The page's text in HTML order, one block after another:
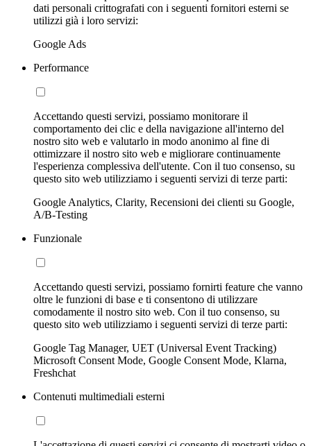
dati personali crittografati con i seguenti fornitori esterni se
utilizzi già i loro servizi:
Google Ads
Performance
Accettando questi servizi, possiamo monitorare il
comportamento dei clic e della navigazione all'interno del
nostro sito web e valutarlo in modo anonimo al fine di
ottimizzare il nostro sito web e migliorare continuamente
l'esperienza complessiva dell'utente. Con il tuo consenso, su
questo sito web utilizziamo i seguenti servizi di terze parti:
Google Analytics, Clarity, Recensioni dei clienti su Google,
A/B-Testing
Funzionale
Accettando questi servizi, possiamo fornirti feature che vanno
oltre le funzioni di base e ti consentono di utilizzare
comodamente il nostro sito web. Con il tuo consenso, su
questo sito web utilizziamo i seguenti servizi di terze parti:
Google Tag Manager, UET (Universal Event Tracking)
Microsoft Consent Mode, Google Consent Mode, Klarna,
Freshchat
Contenuti multimediali esterni